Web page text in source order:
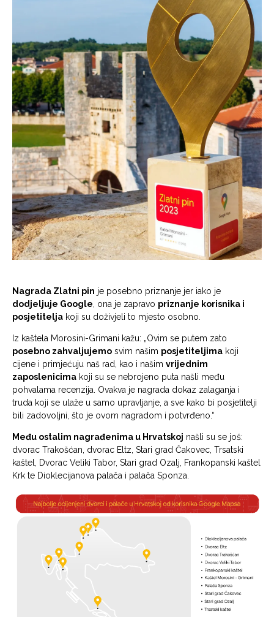
Nagrada Zlatni pin je posebno priznanje jer iako je
dodjeljuje Google, ona je zapravo priznanje korisnika i
posjetitelja koji su doživjeli to mjesto osobno.
Iz kaštela Morosini-Grimani kažu: „Ovim se putem zato
posebno zahvaljujemo svim našim posjetiteljima koji
cijene i primjećuju naš rad, kao i našim vrijednim
zaposlenicima koji su se nebrojeno puta našli među
pohvalama recenzija. Ovakva je nagrada dokaz zalaganja i
truda koji se ulaže u samo upravljanje, a sve kako bi posjetitelji
bili zadovoljni, što je ovom nagradom i potvrđeno.“
Među ostalim nagrađenima u Hrvatskoj našli su se još:
dvorac Trakošćan, dvorac Eltz, Stari grad Čakovec, Trsatski
kaštel, Dvorac Veliki Tabor, Stari grad Ozalj, Frankopanski kaštel
Krk te Dioklecijanova palača i palača Sponza.